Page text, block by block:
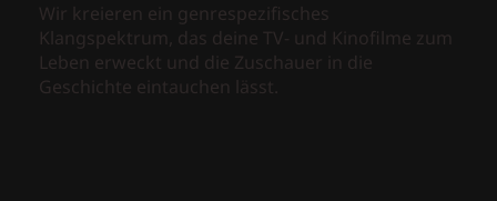
Wir kreieren ein genrespezifisches
Klangspektrum, das deine TV- und Kinofilme zum
Leben erweckt und die Zuschauer in die
Geschichte eintauchen lässt.